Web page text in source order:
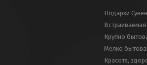
Подарки
Крупно
Мелко
Красота,